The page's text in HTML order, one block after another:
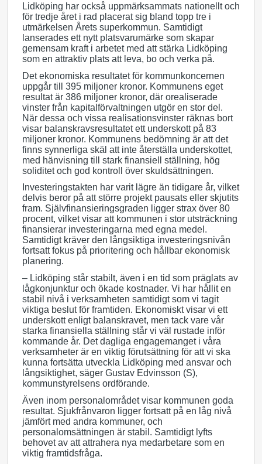
Lidköping har också uppmärksammats nationellt och
för tredje året i rad placerat sig bland topp tre i
utmärkelsen Årets superkommun. Samtidigt
lanserades ett nytt platsvarumärke som skapar
gemensam kraft i arbetet med att stärka Lidköping
som en attraktiv plats att leva, bo och verka på.
Det ekonomiska resultatet för kommunkoncernen
uppgår till 395 miljoner kronor. Kommunens eget
resultat är 386 miljoner kronor, där orealiserade
vinster från kapitalförvaltningen utgör en stor del.
När dessa och vissa realisationsvinster räknas bort
visar balanskravsresultatet ett underskott på 83
miljoner kronor. Kommunens bedömning är att det
finns synnerliga skäl att inte återställa underskottet,
med hänvisning till stark finansiell ställning, hög
soliditet och god kontroll över skuldsättningen.
Investeringstakten har varit lägre än tidigare år, vilket
delvis beror på att större projekt pausats eller skjutits
fram. Självfinansieringsgraden ligger strax över 80
procent, vilket visar att kommunen i stor utsträckning
finansierar investeringarna med egna medel.
Samtidigt kräver den långsiktiga investeringsnivån
fortsatt fokus på prioritering och hållbar ekonomisk
planering.
– Lidköping står stabilt, även i en tid som präglats av
lågkonjunktur och ökade kostnader. Vi har hållit en
stabil nivå i verksamheten samtidigt som vi tagit
viktiga beslut för framtiden. Ekonomiskt visar vi ett
underskott enligt balanskravet, men tack vare vår
starka finansiella ställning står vi väl rustade inför
kommande år. Det dagliga engagemanget i våra
verksamheter är en viktig förutsättning för att vi ska
kunna fortsätta utveckla Lidköping med ansvar och
långsiktighet, säger Gustav Edvinsson (S),
kommunstyrelsens ordförande.
Även inom personalområdet visar kommunen goda
resultat. Sjukfrånvaron ligger fortsatt på en låg nivå
jämfört med andra kommuner, och
personalomsättningen är stabil. Samtidigt lyfts
behovet av att attrahera nya medarbetare som en
viktig framtidsfråga.